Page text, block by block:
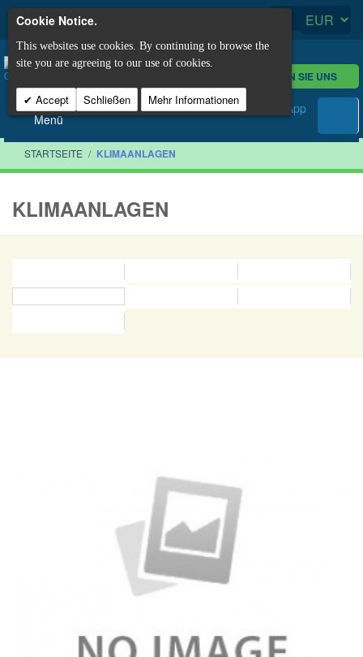
KONTAKTIEREN SIE UNS
Menü
STARTSEITE / KLIMAANLAGEN
KLIMAANLAGEN
Cookie Notice.
This websites use cookies. By continuing to browse the
site you are agreeing to our use of cookies.
Accept Schließen Mehr Informationen